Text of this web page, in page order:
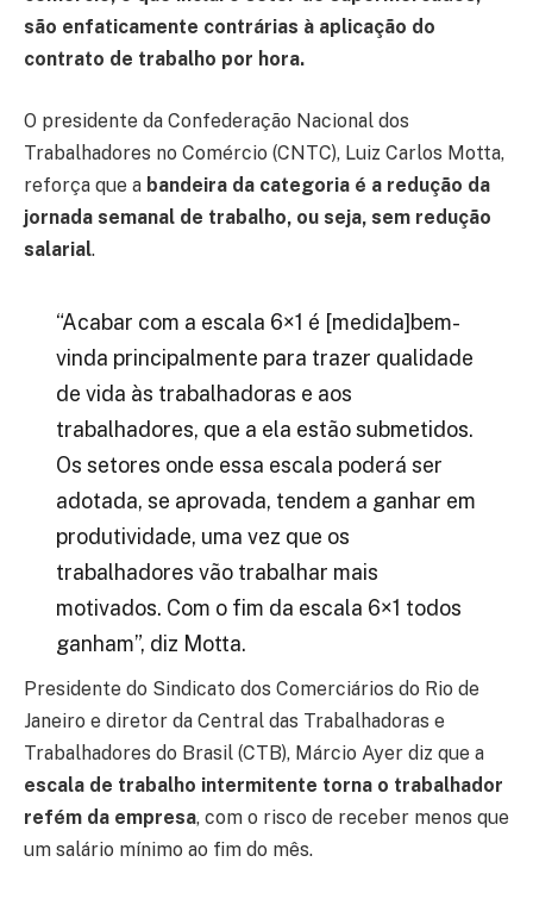
são enfaticamente contrárias à aplicação do
contrato de trabalho por hora.
O presidente da Confederação Nacional dos
Trabalhadores no Comércio (CNTC), Luiz Carlos Motta,
reforça que a bandeira da categoria é a redução da
jornada semanal de trabalho, ou seja, sem redução
salarial.
“Acabar com a escala 6×1 é [medida]bem-
vinda principalmente para trazer qualidade
de vida às trabalhadoras e aos
trabalhadores, que a ela estão submetidos.
Os setores onde essa escala poderá ser
adotada, se aprovada, tendem a ganhar em
produtividade, uma vez que os
trabalhadores vão trabalhar mais
motivados. Com o fim da escala 6×1 todos
ganham”, diz Motta.
Presidente do Sindicato dos Comerciários do Rio de
Janeiro e diretor da Central das Trabalhadoras e
Trabalhadores do Brasil (CTB), Márcio Ayer diz que a
escala de trabalho intermitente torna o trabalhador
refém da empresa, com o risco de receber menos que
um salário mínimo ao fim do mês.